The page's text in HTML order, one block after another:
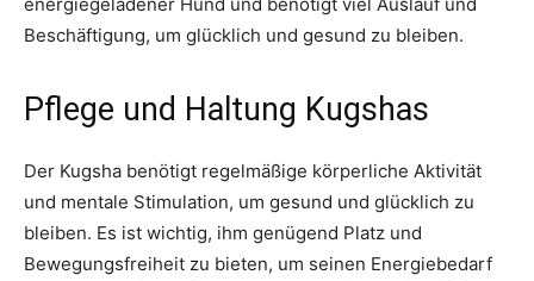
Beschäftigung, um glücklich und gesund zu bleiben.
Pflege und Haltung Kugshas
Der Kugsha benötigt regelmäßige körperliche Aktivität
und mentale Stimulation, um gesund und glücklich zu
bleiben. Es ist wichtig, ihm genügend Platz und
Bewegungsfreiheit zu bieten, um seinen Energiebedarf